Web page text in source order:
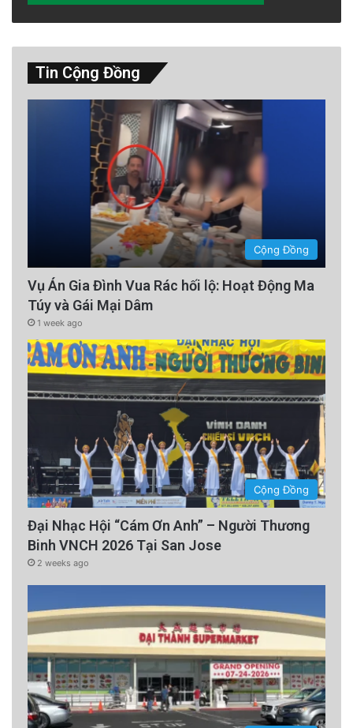
Tin Cộng Đồng
Cộng Đồng
Vụ Án Gia Đình Vua Rác hối lộ: Hoạt Động Ma
Túy và Gái Mại Dâm
1 week ago
Cộng Đồng
Đại Nhạc Hội “Cám Ơn Anh” – Người Thương
Binh VNCH 2026 Tại San Jose
2 weeks ago